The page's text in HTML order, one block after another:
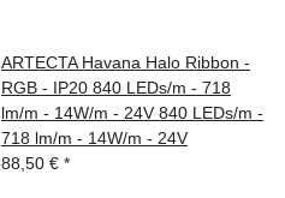
ARTECTA Havana Halo Ribbon -
RGB - IP20 840 LEDs/m - 718
lm/m - 14W/m - 24V 840 LEDs/m -
718 lm/m - 14W/m - 24V
88,50 € *